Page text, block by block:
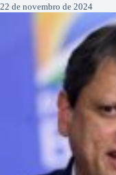
22 de novembro de 2024